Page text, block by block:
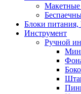
Блоки
Инструмент
Ручной